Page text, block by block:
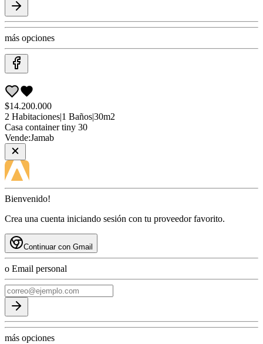
más opciones
$14.200.000
2 Habitaciones|1 Baños|30m2
Casa container tiny 30
Vende:Jamab
Bienvenido!
Crea una cuenta iniciando sesión con tu proveedor favorito.
Continuar con Gmail
o Email personal
más opciones